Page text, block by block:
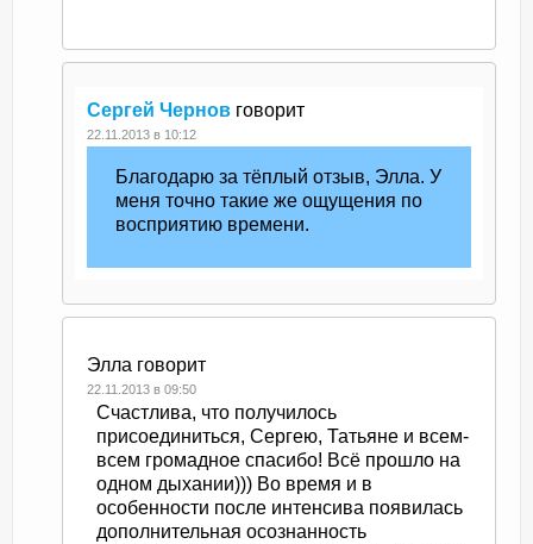
Сергей Чернов говорит
22.11.2013 в 10:12
Благодарю за тёплый отзыв, Элла. У
меня точно такие же ощущения по
восприятию времени.
Элла говорит
22.11.2013 в 09:50
Счастлива, что получилось
присоединиться, Сергею, Татьяне и всем-
всем громадное спасибо! Всё прошло на
одном дыхании))) Во время и в
особенности после интенсива появилась
дополнительная осознанность